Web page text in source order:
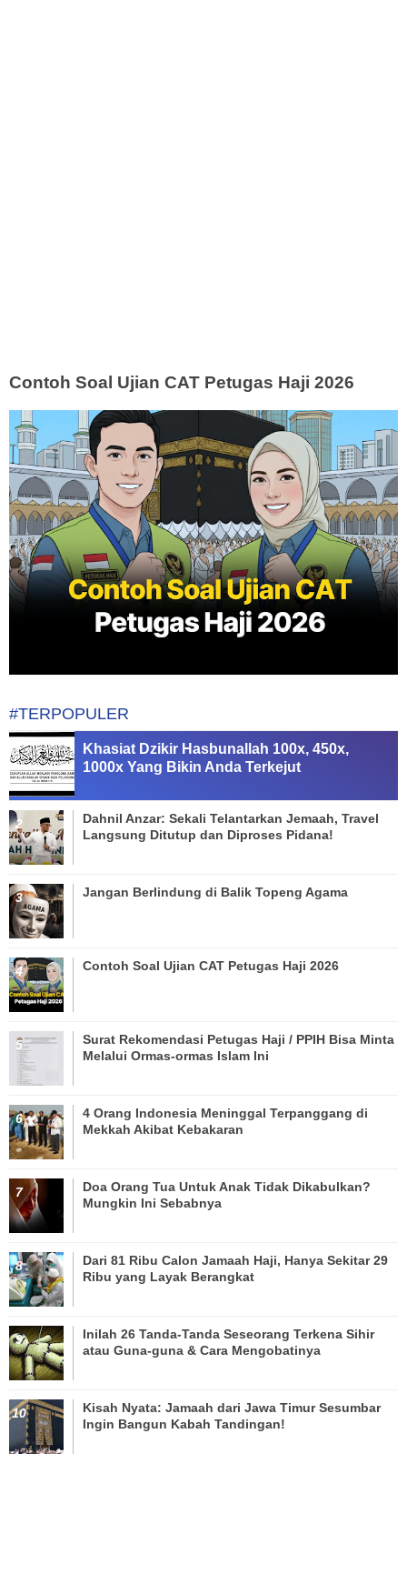
Contoh Soal Ujian CAT Petugas Haji 2026
#TERPOPULER
Khasiat Dzikir Hasbunallah 100x, 450x,
1000x Yang Bikin Anda Terkejut
Dahnil Anzar: Sekali Telantarkan Jemaah, Travel
Langsung Ditutup dan Diproses Pidana!
Jangan Berlindung di Balik Topeng Agama
Contoh Soal Ujian CAT Petugas Haji 2026
Surat Rekomendasi Petugas Haji / PPIH Bisa Minta
Melalui Ormas-ormas Islam Ini
4 Orang Indonesia Meninggal Terpanggang di
Mekkah Akibat Kebakaran
Doa Orang Tua Untuk Anak Tidak Dikabulkan?
Mungkin Ini Sebabnya
Dari 81 Ribu Calon Jamaah Haji, Hanya Sekitar 29
Ribu yang Layak Berangkat
Inilah 26 Tanda-Tanda Seseorang Terkena Sihir
atau Guna-guna & Cara Mengobatinya
Kisah Nyata: Jamaah dari Jawa Timur Sesumbar
Ingin Bangun Kabah Tandingan!